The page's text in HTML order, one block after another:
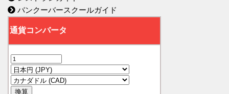
バンクーバースクールガイド